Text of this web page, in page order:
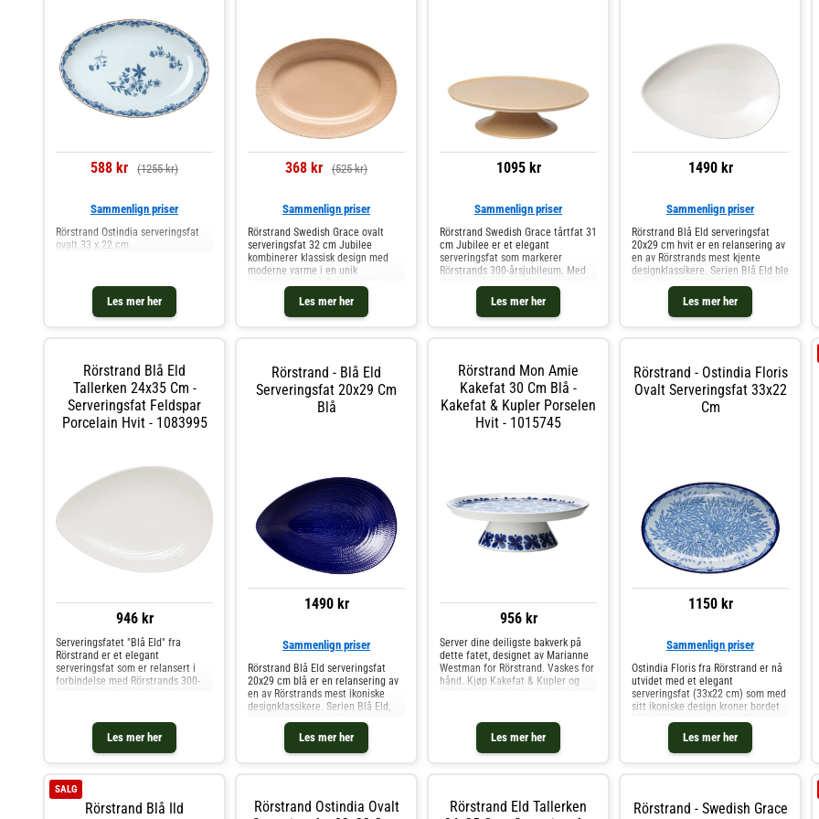
borddekkinger.- En naturlig del av
den elskede svenske Grace-serien.
Kjøp Serveringsfat og andre Skåler
& Serveringsfat hos Royal Design.
588 kr (1255 kr)
Les mer her
Sammenlign priser
Rörstrand Ostindia serveringsfat
ovalt 33 x 22 cm
368 kr (525 kr)
Les mer her
Sammenlign priser
Rörstrand Swedish Grace ovalt
serveringsfat 32 cm Jubilee
kombinerer klassisk design med
moderne varme i en unik
jubileumsutgave. Den ovale formen
gir fatet et elegant uttrykk, og det
ikoniske hveteaksmønsteret – i
subtil relieff – kommer til sin ret
1095 kr
Les mer her
Sammenlign priser
Rörstrand Swedish Grace tårtfat 31
cm Jubilee er et elegant
serveringsfat som markerer
Rörstrands 300-årsjubileum. Med
det ikoniske hveteaksmønsteret i
subtil relief og en varm
karamellglasur, kombinerer fatet
klassisk svensk design med
1490 kr
Les mer her
Sammenlign priser
Rörstrand Blå Eld serveringsfat
20x29 cm hvit er en relansering av
en av Rörstrands mest kjente
designklassikere. Serien Blå Eld ble
designet av Hertha Bengtson og
produsert mellom 1951 og 1971. I
forbindelse med Rörstrands 300-
årsjubileum introduser
Rörstrand Blå Eld
Tallerken 24x35 Cm -
Serveringsfat Feldspar
Porcelain Hvit - 1083995
946 kr
Les mer her
Serveringsfatet "Blå Eld" fra
Rörstrand er et elegant
serveringsfat som er relansert i
forbindelse med Rörstrands 300-
en mykt formet silhuett som gir
borddekkingen et stilrent og
harmonisk uttrykk. Den klassiske
designen skaper en vakker kontrast
hverdags som til fest.Om
tallerkenen fra Rörstrand-
Relansert serveringsfat i
Rörstrand - Blå Eld
Serveringsfat 20x29 Cm
Blå
1490 kr
Les mer her
Sammenlign priser
Rörstrand Blå Eld serveringsfat
20x29 cm blå er en relansering av
en av Rörstrands mest ikoniske
designklassikere. Serien Blå Eld,
designet av Hertha Bengtson, ble
opprinnelig produsert fra 1951 til
1971 og er kjent for sin
karakteristiske fiskebensr
Rörstrand Mon Amie
Kakefat 30 Cm Blå -
Kakefat & Kupler Porselen
Hvit - 1015745
956 kr
Les mer her
Server dine deiligste bakverk på
dette fatet, designet av Marianne
Westman for Rörstrand. Vaskes for
hånd. Kjøp Kakefat & Kupler og
Rörstrand - Ostindia Floris
Ovalt Serveringsfat 33x22
Cm
1150 kr
Les mer her
Sammenlign priser
Ostindia Floris fra Rörstrand er nå
utvidet med et elegant
serveringsfat (33x22 cm) som med
sitt ikoniske design kroner bordet
både til hverdag og fest. Det
dristige mønsteret ble skapt av
Caroline Slotte i 2012 og preges av
et tett løvverk, som utfo
Rörstrand Blå Ild
SALG
Rörstrand Ostindia Ovalt
Rörstrand Eld Tallerken
Rörstrand - Swedish Grace